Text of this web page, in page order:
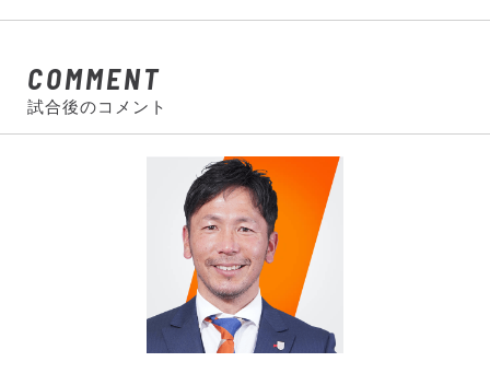
COMMENT
試合後のコメント